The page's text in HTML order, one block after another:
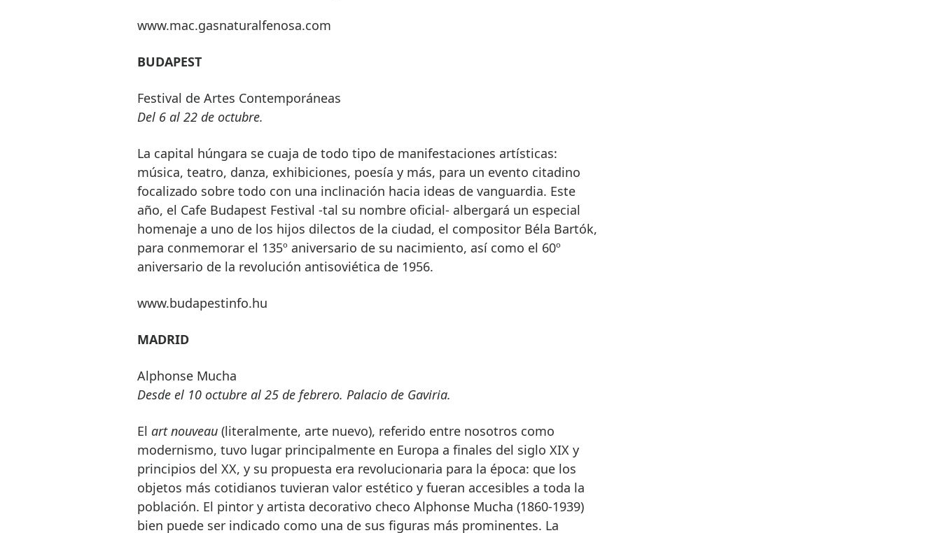
www.mac.gasnaturalfenosa.com
BUDAPEST
Festival de Artes Contemporáneas
Del 6 al 22 de octubre.
La capital húngara se cuaja de todo tipo de manifestaciones artísticas:
música, teatro, danza, exhibiciones, poesía y más, para un evento citadino
focalizado sobre todo con una inclinación hacia ideas de vanguardia. Este
año, el Cafe Budapest Festival -tal su nombre oficial- albergará un especial
homenaje a uno de los hijos dilectos de la ciudad, el compositor Béla Bartók,
para conmemorar el 135º aniversario de su nacimiento, así como el 60º
aniversario de la revolución antisoviética de 1956.
www.budapestinfo.hu
MADRID
Alphonse Mucha
Desde el 10 octubre al 25 de febrero. Palacio de Gaviria.
El art nouveau(literalmente, arte nuevo), referido entre nosotros como
modernismo, tuvo lugar principalmente en Europa a finales del siglo XIX y
principios del XX, y su propuesta era revolucionaria para la época: que los
objetos más cotidianos tuvieran valor estético y fueran accesibles a toda la
población. El pintor y artista decorativo checo Alphonse Mucha (1860-1939)
bien puede ser indicado como una de sus figuras más prominentes. La